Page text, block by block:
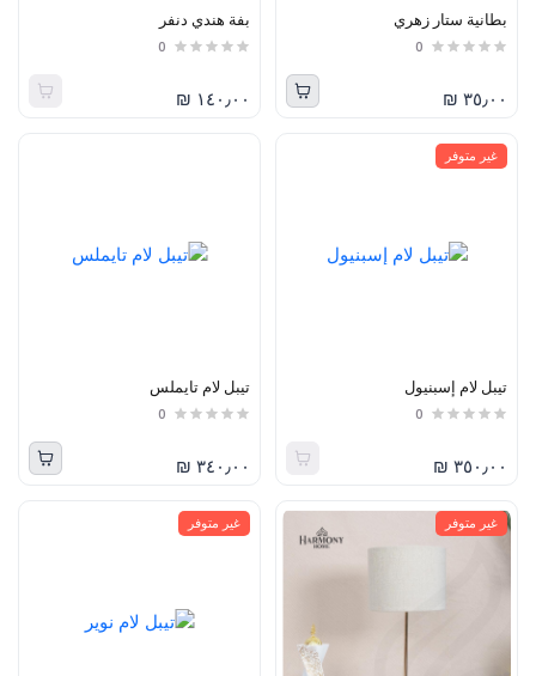
بطانية ستار زهري
0
٣٥٫٠٠ ₪
بفة هندي دنفر
0
١٤٠٫٠٠ ₪
غير متوفر
تيبل لام إسبنيول
0
٣٥٠٫٠٠ ₪
تيبل لام تايملس
0
٣٤٠٫٠٠ ₪
غير متوفر غير متوفر